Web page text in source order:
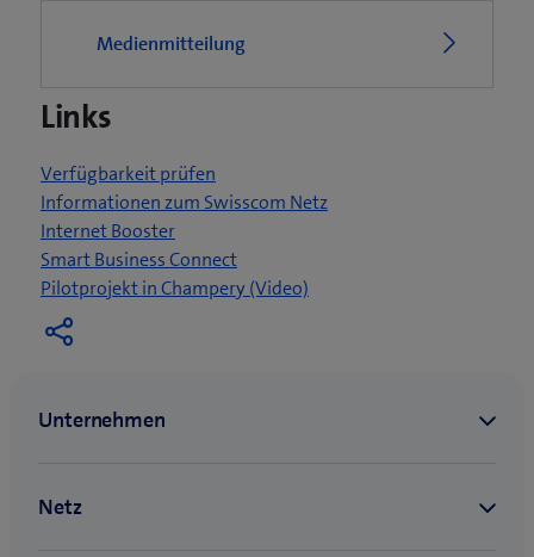
Medienmitteilung
Links
Verfügbarkeit prüfen
Informationen zum Swisscom Netz
Internet Booster
Smart Business Connect
Pilotprojekt in Champery (Video)